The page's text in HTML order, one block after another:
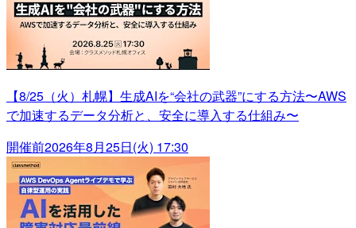
【8/25（火）札幌】生成AIを“会社の武器”にする方法〜AWS
で加速するデータ分析と、安全に導入する仕組み〜
開催前2026年8月25日(火) 17:30